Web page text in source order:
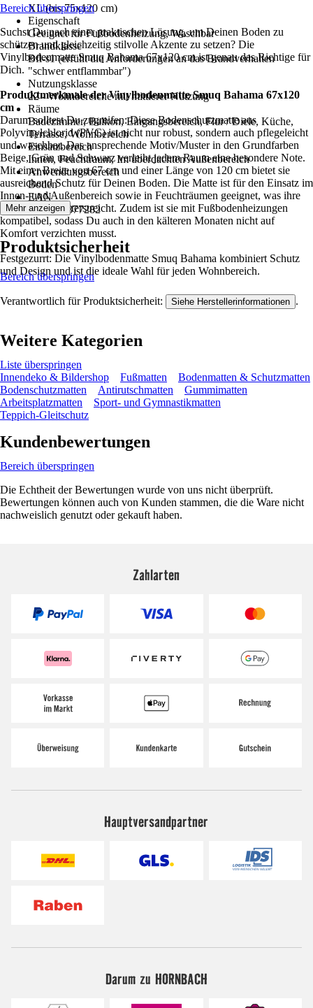
XL (bis 75x120 cm)
Eigenschaft
Geeignet für Fußbodenheizung, Waschbar
Brandklasse
Bfl-s1 (erfüllt die Anforderungen an das Brandverhalten
"schwer entflammbar")
Nutzungsklasse
22 - Wohnbereiche mit mittlerer Nutzung
Räume
Badezimmer, Balkon, Eingangsbereich, Flur / Diele, Küche,
Terrasse, Wohnbereich
Einsatzbereich
Innen, Feuchtraum, Im überdachten Außenbereich
Anwendungsbereich
Boden
EAN
8718754877282
Bereich überspringen
Suchst Du nach einer praktischen Lösung, um Deinen Boden zu
schützen und gleichzeitig stilvolle Akzente zu setzen? Die
Vinylbodenmatte Smuq Bahama 67x120 cm ist genau das Richtige für
Dich.
Produktmerkmale der Vinylbodenmatte Smuq Bahama 67x120
cm
Darum solltest Du zugreifen: Diese Bodenschutzmatte aus
Polyvinylchlorid (PVC) ist nicht nur robust, sondern auch pflegeleicht
und waschbar. Das ansprechende Motiv/Muster in den Grundfarben
Beige, Grün und Schwarz verleiht jedem Raum eine besondere Note.
Mit einer Breite von 67 cm und einer Länge von 120 cm bietet sie
ausreichend Schutz für Deinen Boden. Die Matte ist für den Einsatz im
Innen- und Außenbereich sowie in Feuchträumen geeignet, was ihre
Vielseitigkeit unterstreicht. Zudem ist sie mit Fußbodenheizungen
kompatibel, sodass Du auch in den kälteren Monaten nicht auf
Komfort verzichten musst.
Festgezurrt: Die Vinylbodenmatte Smuq Bahama kombiniert Schutz
und Design und ist die ideale Wahl für jeden Wohnbereich.
Mehr anzeigen
Produktsicherheit
Bereich überspringen
Verantwortlich für Produktsicherheit: Siehe Herstellerinformationen .
Weitere Kategorien
Liste überspringen
Innendeko & Bildershop
Fußmatten
Bodenmatten & Schutzmatten
Bodenschutzmatten
Antirutschmatten
Gummimatten
Arbeitsplatzmatten
Sport- und Gymnastikmatten
Teppich-Gleitschutz
Kundenbewertungen
Bereich überspringen
Die Echtheit der Bewertungen wurde von uns nicht überprüft.
Bewertungen können auch von Kunden stammen, die die Ware nicht
nachweislich genutzt oder gekauft haben.
Zahlarten
Hauptversandpartner
Darum zu HORNBACH